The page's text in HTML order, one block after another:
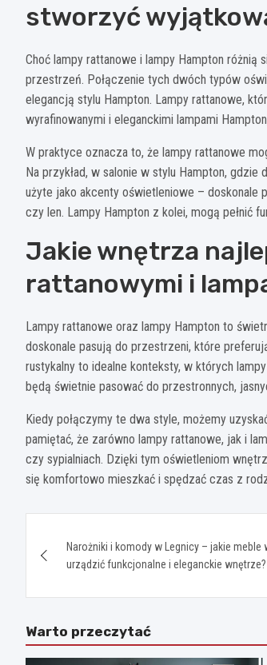
stworzyć
Choć lampy rattanowe i lampy Hampton różnią
przestrzeń. Połączenie tych dwóch typów
elegancją stylu Hampton. Lampy rattanowe,
wyrafinowanymi i eleganckimi lampami
W praktyce oznacza to, że lampy rattanowe
Na przykład, w salonie w stylu Hampton,
użyte jako akcenty oświetleniowe – doskonale
czy len. Lampy Hampton z kolei, mogą pełnić
Jakie wnętrza
rattanowymi i
Lampy rattanowe oraz lampy Hampton to
doskonale pasują do przestrzeni, które
rustykalny to idealne konteksty, w których
będą świetnie pasować do przestronnych,
Kiedy połączymy te dwa style, możemy
pamiętać, że zarówno lampy rattanowe, jak i
czy sypialniach. Dzięki tym oświetleniom
się komfortowo mieszkać i spędzać czas z
wpisuNarożniki i komody w Legnicy – jakie meble
urządzić funkcjonalne i eleganckie wnętrze?
Warto przeczytać